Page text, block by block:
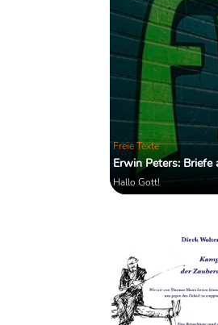
Freie Texte
Erwin Peters: Briefe
Hallo Gott!